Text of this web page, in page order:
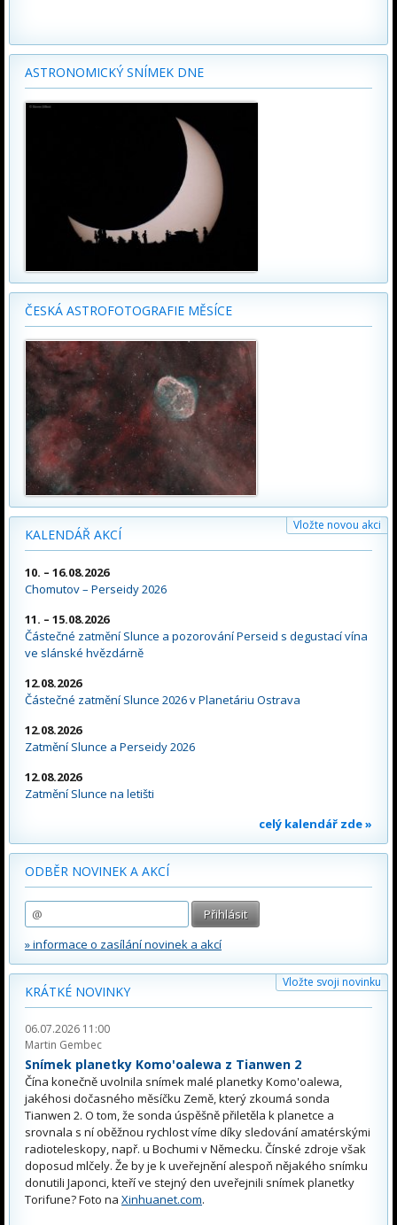
ASTRONOMICKÝ SNÍMEK DNE
ČESKÁ ASTROFOTOGRAFIE MĚSÍCE
KALENDÁŘ AKCÍ
Vložte novou akci
10. – 16.08.2026
Chomutov – Perseidy 2026
11. – 15.08.2026
Částečné zatmění Slunce a pozorování Perseid s degustací vína
ve slánské hvězdárně
12.08.2026
Částečné zatmění Slunce 2026 v Planetáriu Ostrava
12.08.2026
Zatmění Slunce a Perseidy 2026
12.08.2026
Zatmění Slunce na letišti
celý kalendář zde »
ODBĚR NOVINEK A AKCÍ
» informace o zasílání novinek a akcí
Vložte svoji novinku
KRÁTKÉ NOVINKY
06.07.2026 11:00
Martin Gembec
Snímek planetky Komo'oalewa z Tianwen 2
Čína konečně uvolnila snímek malé planetky Komo'oalewa,
jakéhosi dočasného měsíčku Země, který zkoumá sonda
Tianwen 2. O tom, že sonda úspěšně přiletěla k planetce a
srovnala s ní oběžnou rychlost víme díky sledování amatérskými
radioteleskopy, např. u Bochumi v Německu. Čínské zdroje však
doposud mlčely. Že by je k uveřejnění alespoň nějakého snímku
donutili Japonci, kteří ve stejný den uveřejnili snímek planetky
Torifune? Foto na Xinhuanet.com.